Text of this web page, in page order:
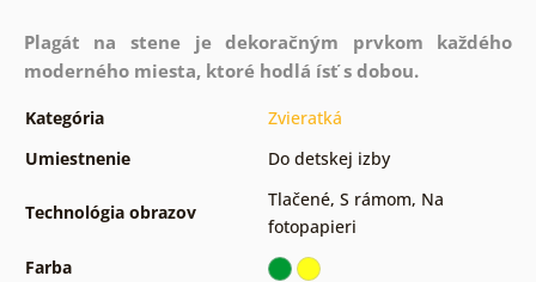
Plagát na stene je dekoračným prvkom každého
moderného miesta, ktoré hodlá ísť s dobou.
Kategória
Zvieratká
Umiestnenie
Do detskej izby
Technológia obrazov
Tlačené, S rámom, Na
fotopapieri
Farba